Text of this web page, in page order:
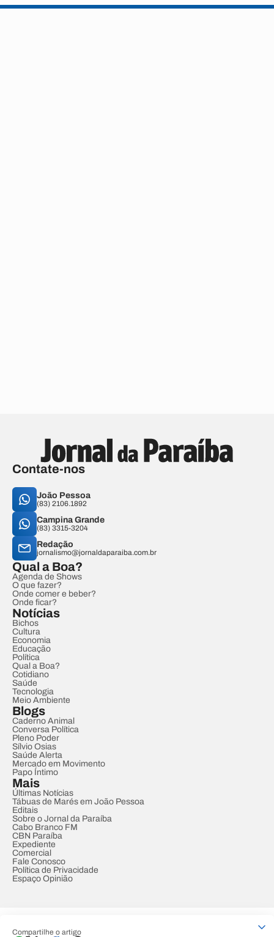
Compartilhe o artigo
Contate-nos
João Pessoa
(83) 2106.1892
Campina Grande
(83) 3315-3204
Redação
jornalismo@jornaldaparaiba.com.br
Qual a Boa?
Agenda de Shows
O que fazer?
Onde comer e beber?
Onde ficar?
Notícias
Bichos
Cultura
Economia
Educação
Política
Qual a Boa?
Cotidiano
Saúde
Tecnologia
Meio Ambiente
Blogs
Caderno Animal
Conversa Política
Pleno Poder
Sílvio Osias
Saúde Alerta
Mercado em Movimento
Papo Íntimo
Mais
Últimas Notícias
Tábuas de Marés em João Pessoa
Editais
Sobre o Jornal da Paraíba
Cabo Branco FM
CBN Paraíba
Expediente
Comercial
Fale Conosco
Política de Privacidade
Espaço Opinião